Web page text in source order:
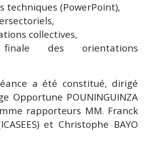
techniques (PowerPoint),
collectives,
finale des orientations
a été constitué, dirigé
Opportune POUNINGUINZA
rapporteurs MM. Franck
et Christophe BAYO